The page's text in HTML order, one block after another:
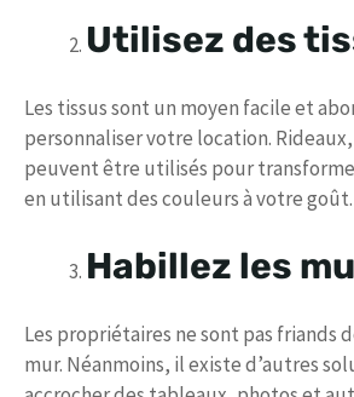
Utilisez des
Les tissus sont un moyen facile et
personnaliser votre location.
peuvent être utilisés pour
en utilisant des couleurs à votre goût.
Habillez les
Les propriétaires ne sont pas friands
mur. Néanmoins, il existe d’autres